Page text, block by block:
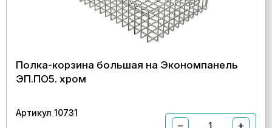
Полка-корзина большая на Экономпанель
ЭП.ПО5. хром
Артикул 10731
− +